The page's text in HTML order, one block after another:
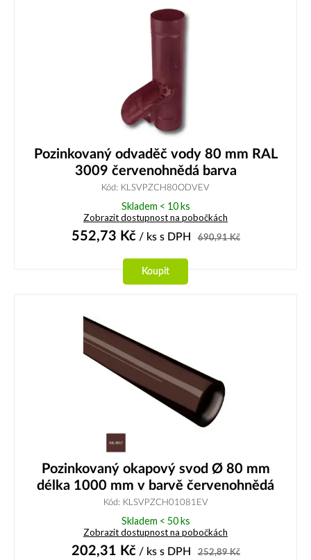
Pozinkovaný odvaděč vody 80 mm RAL
3009 červenohnědá barva
Kód: KLSVPZCH80ODVEV
Skladem < 10 ks
Zobrazit dostupnost na pobočkách
552,73 Kč/ ks s DPH 690,91Kč
Koupit
Pozinkovaný okapový svod Ø 80 mm
délka 1000 mm v barvě červenohnědá
Kód: KLSVPZCH01081EV
Skladem < 50 ks
Zobrazit dostupnost na pobočkách
202,31 Kč/ ks s DPH 252,89Kč